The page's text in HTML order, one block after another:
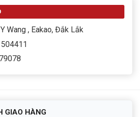
Wang , Eakao, Đắk Lắk
GIAO HÀNG